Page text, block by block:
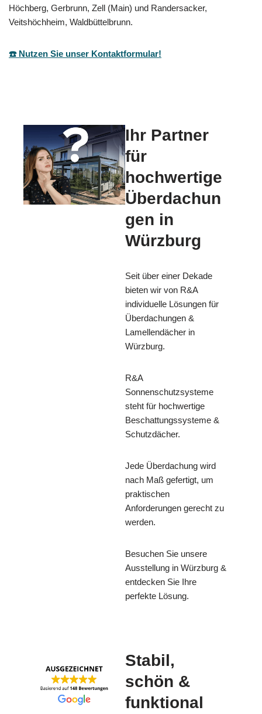
Höchberg, Gerbrunn, Zell (Main) und Randersacker,
Veitshöchheim, Waldbüttelbrunn.
☎️ Nutzen Sie unser Kontaktformular!
Ihr Partner
für
hochwertige
Überdachun
gen in
Würzburg
Seit über einer Dekade
bieten wir von R&A
individuelle Lösungen für
Überdachungen &
Lamellendächer in
Würzburg.
R&A
Sonnenschutzsysteme
steht für hochwertige
Beschattungssysteme &
Schutzdächer.
Jede Überdachung wird
nach Maß gefertigt, um
praktischen
Anforderungen gerecht zu
werden.
Besuchen Sie unsere
Ausstellung in Würzburg &
entdecken Sie Ihre
perfekte Lösung.
Stabil,
schön &
funktional